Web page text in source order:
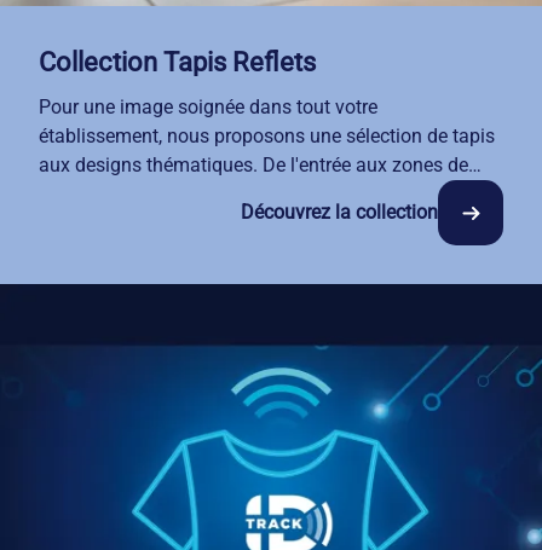
Collection Tapis Reflets
Pour une image soignée dans tout votre
établissement, nous proposons une sélection de tapis
aux designs thématiques. De l'entrée aux zones de
fonctionnalité sans aucune contrainte de gestion pour
Choisissez parmi nos trois univers : Bienvenue, Bulles,
Conçus selon les normes incendie et antistatiques, ils
protègent vos espaces tout en sublimant votre
Grâce à notre service de location-entretien, vos
espaces restent propres en toute circonstance. Profitez
d'une formule tout compris : livraison, nettoyage
professionnel et remplacement régulier.
Découvrez la collection